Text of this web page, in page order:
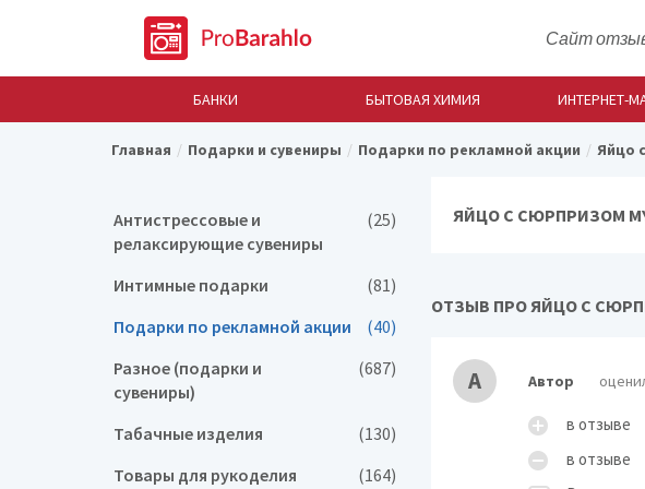
Сайт
БАНКИ БЫТОВАЯ ХИМИЯ ИНТЕРНЕТ-
Главная Подарки и сувениры Подарки по рекламной акции Яйцо
ЯЙЦО С СЮРПРИЗОМ MY
ОТЗЫВ ПРО ЯЙЦО С
А Автор
в отзыве
в отзыве
Антистрессовые и
релаксирующие сувениры
(25)
Интимные подарки (81)
Подарки по рекламной акции (40)
Разное (подарки и
сувениры)
(687)
Табачные изделия (130)
Товары для рукоделия (164)